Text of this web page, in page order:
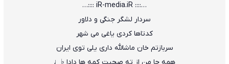
…:::: iR-media.iR ::::…
سردار لشگر جنگی و دلاور
کدتاها کردی یاغی می شهر
سربازتم خان ماشالله داری یلی توی ایران